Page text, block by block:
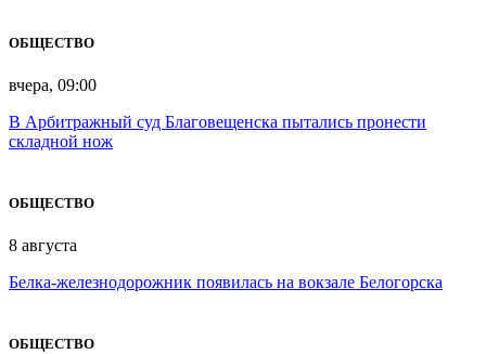
ОБЩЕСТВО
вчера, 09:00
В Арбитражный суд Благовещенска пытались пронести
складной нож
ОБЩЕСТВО
8 августа
Белка-железнодорожник появилась на вокзале Белогорска
ОБЩЕСТВО